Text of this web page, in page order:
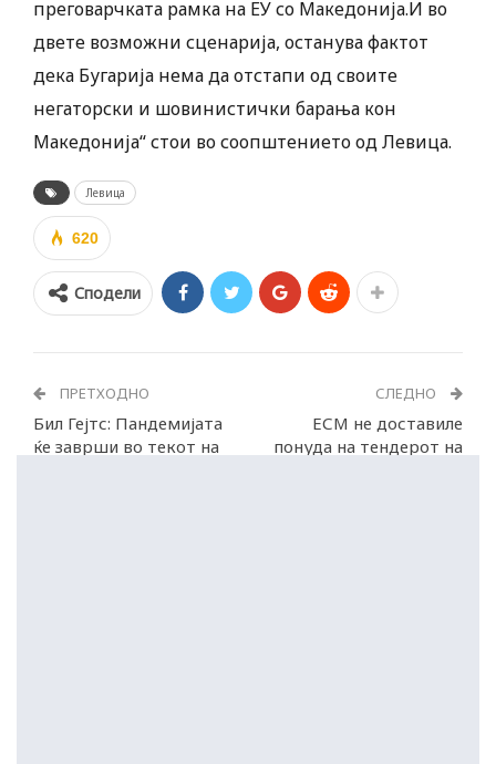
преговарчката рамка на ЕУ со Македонија.И во
двете возможни сценарија, останува фактот
дека Бугарија нема да отстапи од своите
негаторски и шовинистички барања кон
Македонија“ стои во соопштението од Левица.
Левица
620
Сподели
ПРЕТХОДНО
Бил Гејтс: Пандемијата
ќе заврши во текот на
СЛЕДНО
ЕСМ не доставиле
понуда на тендерот на